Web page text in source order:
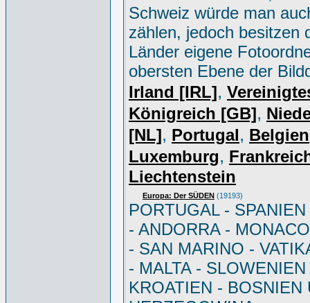
Schweiz würde man
zählen, jedoch besitzen
Länder eigene
obersten Ebene der
Irland [IRL],
Königreich [GB],
[NL], Portugal, Belgien
Luxemburg,
Liechtenstein
Europa: Der SÜDEN (19193)
PORTUGAL -
- ANDORRA -
- SAN MARINO -
- MALTA - SLOWENIEN
KROATIEN - BOSNIEN